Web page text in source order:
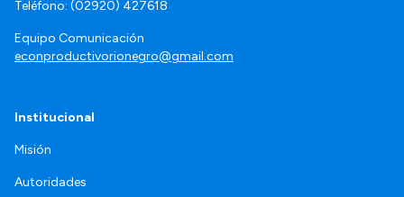
Teléfono: (02920) 427618
Equipo Comunicación
econproductivorionegro@gmail.com
Institucional
Misión
Autoridades